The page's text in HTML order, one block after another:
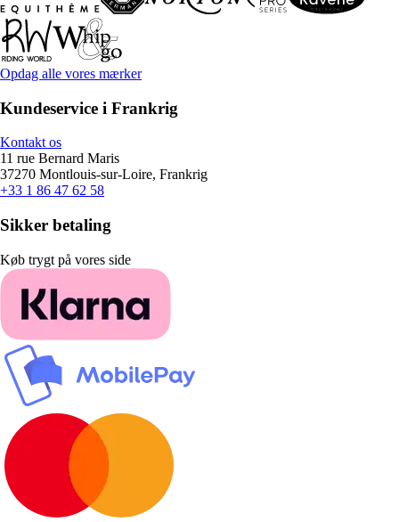
Opdag alle vores mærker
Kundeservice i Frankrig
Kontakt os
11 rue Bernard Maris
37270 Montlouis-sur-Loire, Frankrig
+33 1 86 47 62 58
Sikker betaling
Køb trygt på vores side